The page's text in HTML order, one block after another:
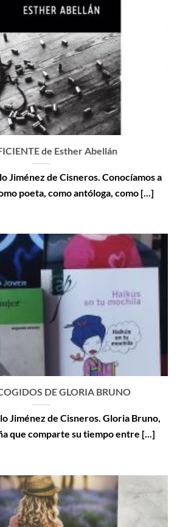
de Esther Abellán
Jiménez de Cisneros. Conocíamos a
poeta, como antóloga, como [...]
DE GLORIA BRUNO
Jiménez de Cisneros. Gloria Bruno,
que comparte su tiempo entre [...]